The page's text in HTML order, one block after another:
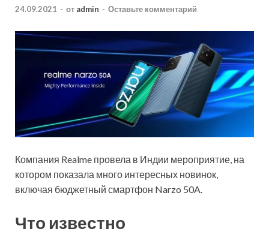
24.09.2021 - от admin - Оставьте комментарий
Компания Realme провела в Индии мероприятие, на
котором показала много интересных новинок,
включая бюджетный смартфон Narzo 50A.
Что известно